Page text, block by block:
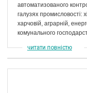
автоматизованого
галузях промисловості:
харчовій, аграрній,
комунального
читати повністю